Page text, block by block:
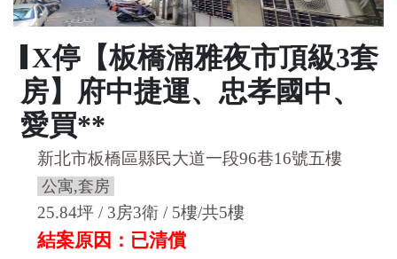
X停【板橋湳雅夜市頂級3套
房】府中捷運、忠孝國中、
愛買**
新北市板橋區縣民大道一段96巷16號五樓
公寓,套房
25.84坪 / 3房3衛 / 5樓/共5樓
結案原因：已清償